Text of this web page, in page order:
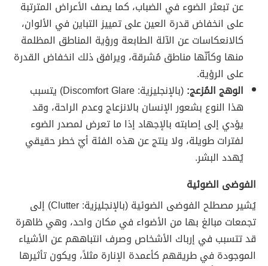
عن تبعثر الضوء في الضباب، كما يصف الأعراض المترتبة
على انخفاض قدرة العين على تمييز التباين في الألوان،
كالانعكاسات عن الآلة الطابعة ورؤية المناطق المظلمة
منها وكأنّها مناطق مُشرقة، ويرافق ذلك انخفاض القدرة
على الرؤية.
الوهج المُزعج:
(بالإنجليزية: Discomfort Glare) يتسبب
هذا النوع بشعور الإنسان بالانزعاج وعدم الراحة، وقد
يؤدي إلى إصابته بالإجهاد إذا ما تعرض لمصدر الضوء
لفترات طويلة، ولا ينتج عن هذه الفئة أيّ خطر حقيقي
يُهدد البشر.
الفوضى الضوئية
يُشير مصطلح الفوضى الضوئية (بالإنجليزية: Clutter) إلى
تجمعات مبالغ بها من الأضواء في مكان واحد، وهي ظاهرة
قد تتسبب في إرباك الأشخاص وصرف انتباههم عن الأشياء
الموجودة في طريقهم كأعمدة الإنارة مثلاً، ويكون تأثيرها